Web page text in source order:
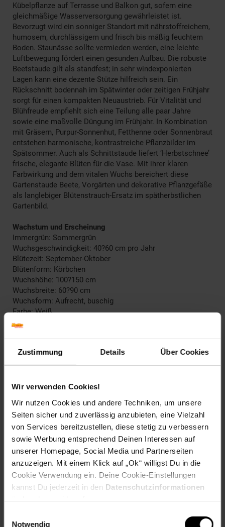
Zustimmung Details Über Cookies
Wir verwenden Cookies!
Wir nutzen Cookies und andere Techniken, um unsere
Seiten sicher und zuverlässig anzubieten, eine Vielzahl
von Services bereitzustellen, diese stetig zu verbessern
sowie Werbung entsprechend Deinen Interessen auf
unserer Homepage, Social Media und Partnerseiten
anzuzeigen. Mit einem Klick auf „Ok“ willigst Du in die
Cookie Verwendung ein. Deine Cookie-Einstellungen
kannst Du jederzeit in den Datenschutzinformationen
ändern bzw. widerrufen.
Notwendig
Kübelpflanze auf Terrasse und Balkon gut, sofern eine
gleichmäßige Wasserversorgung gewährleistet ist.
Bevorzugt wird ein sonniger Standort mit nährstoffreichem,
humosem, durchlässigem und frisch bis mäßig feuchtem
Boden. Staunässe sollte vermieden werden, eine leichte
Luftbewegung fördert einen gesunden Aufbau. Die robuste
Beetstaude gilt als standfest; in sehr windexponierten
Lagen kann eine dezente Stütze hilfreich sein. Ein
Rückschnitt bodennah im Spätwinter oder zeitigen Frühjahr
sorgt für einen kompakten Neuaustrieb. Für Vitalität und
Blühfreude empfiehlt sich eine Teilung alle paar Jahre
sowie eine maßvolle Düngung im Frühjahr. In Kombination
mit Gräsern, Purpur-Sonnenhut, Fetthenne oder Sonnenbraut
entstehen harmonische, kontrastreiche Pflanzbilder im
Spätsommer. Auch als Schnittstaude liefert ‘Herbstschnee’
frische, elegante Blüten für die Vase. Mit ihrer klaren
Farbwirkung und dem vitalen Wuchs bereichert diese
Gartenstaude Beete, Vorgärten und dekorative Pflanzgefäße
als langlebiger Blütenstrauch-Ersatz im spätherbstlichen
Gartenbild.
Wachstum und Erscheinung
Immergrün: Sommergrün
Wuchsgeschwindigkeit: 40?60 cm pro Jahr
Blütezeit: September-Oktober
Blütenform: Körbchen
Wuchshöhe: 100?150 cm
Wuchsbreite: 60?90 cm
Wuchsform: Aufrecht, buschig
Farbe: Weiß
Herbstfärbung: Verliert Laub ohne Färbung
Geschmack: X
Frucht: Keine Frucht
Standort und Pflege
Pflegeaufwand: Mittel
Lichtbedarf: Sonnig-Halbschattig
Wasserbedarf: Mittel
Rückschnitt: Rückschnitt im Frühjahr.
Schnittverträglichkeit: Gut
Bodenansprüche: humos und durchlässig
Nährstoffgehalt: Mittel
Frosthärte: bis -34 °C
Verwendung: Als Schnittpflanze,Im
Bauerngarten,Bienenweide, Staudenbeet, Schnittblume,